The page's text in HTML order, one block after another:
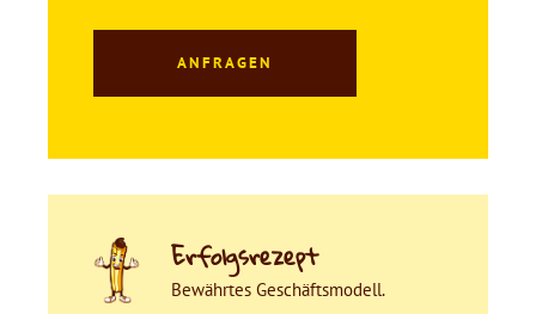
ANFRAGEN
Erfolgsrezept
Bewährtes Geschäftsmodell.